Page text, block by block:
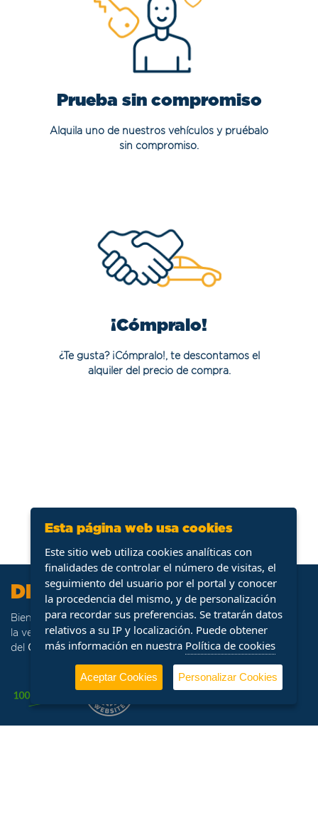
Prueba sin compromiso
Alquila uno de nuestros vehículos y pruébalo
sin compromiso.
¡Cómpralo!
¿Te gusta? ¡Cómpralo!, te descontamos el
alquiler del precio de compra.
DFM Ocasión
Bienvenido aDFM Ocasión, portal web especializado en
la venta de stock de vehículos procedentes de la flota
del Grupo DFM.
Esta página web usa cookies
Este sitio web utiliza cookies analíticas con
finalidades de controlar el número de visitas, el
seguimiento del usuario por el portal y conocer
la procedencia del mismo, y de personalización
para recordar sus preferencias. Se tratarán datos
relativos a su IP y localización. Puede obtener
más información en nuestra Política de cookies
Aceptar Cookies Personalizar Cookies